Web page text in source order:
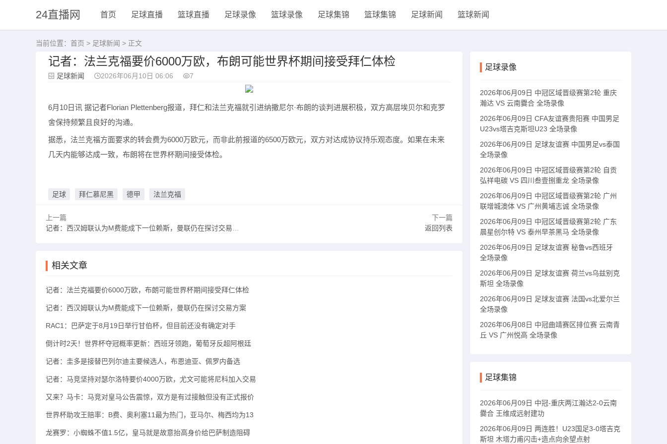
24直播网 首页 足球直播 篮球直播 足球录像 篮球录像 足球集锦 篮球集锦 足球新闻 篮球新闻
当前位置： 首页 > 足球新闻 > 正文
记者：法兰克福要价6000万欧，布朗可能世界杯期间接受拜仁体检
足球新闻 2026年06月10日 06:06 7
6月10日讯 据记者Florian Plettenberg报道，拜仁和法兰克福就引进纳撒尼尔·布朗的谈判进展积极，双方高层埃贝尔和克罗
舍保持频繁且良好的沟通。
据悉，法兰克福方面要求的转会费为6000万欧元，而非此前报道的6500万欧元，双方对达成协议持乐观态度。如果在未来
几天内能够达成一致，布朗将在世界杯期间接受体检。
足球 拜仁慕尼黑 德甲 法兰克福
上一篇
记者：西汉姆联认为M费能成下一位赖斯，曼联仍在探讨交易方案
下一篇
返回列表
相关文章
记者：法兰克福要价6000万欧，布朗可能世界杯期间接受拜仁体检
记者：西汉姆联认为M费能成下一位赖斯，曼联仍在探讨交易方案
RAC1：巴萨定于8月19日举行甘伯杯，但目前还没有确定对手
倒计时2天！世界杯夺冠概率更新：西班牙领跑，葡萄牙反超阿根廷
记者：圭多是接替巴列尔迪主要候选人，布恩迪亚、佩罗内备选
记者：马竞坚持对瑟尔洛特要价4000万欧，尤文可能将尼科加入交易
又来？马卡：马竞对皇马公告震惊，双方是有过接触但没有正式报价
世界杯助攻王赔率：B费、奥利塞11最为热门，亚马尔、梅西均为13
龙赛罗：小蜘蛛不值1.5亿，皇马就是故意抬高身价给巴萨制造阻碍
足球录像
2026年06月09日 中冠区域晋级赛第2轮 重庆
瀚达 VS 云南爨合 全场录像
2026年06月09日 CFA友谊赛贵阳赛 中国男足
U23vs塔吉克斯坦U23 全场录像
2026年06月09日 足球友谊赛 中国男足vs泰国
全场录像
2026年06月09日 中冠区域晋级赛第2轮 自贡
弘祥电碳 VS 四川叁壹捌重龙 全场录像
2026年06月09日 中冠区域晋级赛第2轮 广州
联增城澳体 VS 广州黄埔志诚 全场录像
2026年06月09日 中冠区域晋级赛第2轮 广东
晨星创尔特 VS 泰州早茶黑马 全场录像
2026年06月09日 足球友谊赛 秘鲁vs西班牙
全场录像
2026年06月09日 足球友谊赛 荷兰vs乌兹别克
斯坦 全场录像
2026年06月09日 足球友谊赛 法国vs北爱尔兰
全场录像
2026年06月08日 中冠曲靖赛区排位赛 云南青
丘 VS 广州悦高 全场录像
足球集锦
2026年06月09日 中冠-重庆两江瀚达2-0云南
爨合 王维成远射建功
2026年06月09日 两连胜！U23国足3-0塔吉克
斯坦 木塔力甫闪击+造点向余望点射